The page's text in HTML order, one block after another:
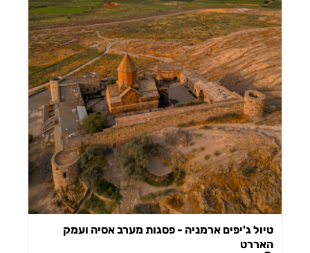
טיול ג'יפים ארמניה - פסגות מערב אסיה ועמק
האררט